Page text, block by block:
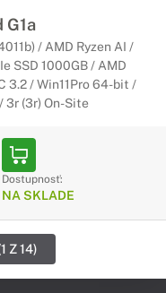
G1a
/ AMD Ryzen AI /
SSD 1000GB / AMD
3.2 / Win11Pro 64-bit /
3r (3r) On-Site
Dostupnosť:
NA SKLADE
Z 14)